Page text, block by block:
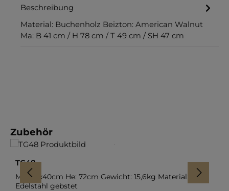
Beschreibung
Material: Buchenholz Beizton: American Walnut
Ma: B 41 cm / H 78 cm / T 49 cm / SH 47 cm
Produktgalerie überspringen
Zubehör
TG48
Ma: 40x40cm He: 72cm Gewicht: 15,6kg Material:
Edelstahl gebstet